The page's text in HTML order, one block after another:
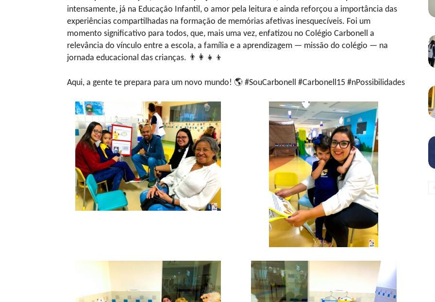
intensamente, já na Educação Infantil, o amor pela leitura e ainda reforçou a importância das
experiências compartilhadas na formação de memórias afetivas inesquecíveis. Foi um
momento significativo para todos, que, mais uma vez, enfatizou no Colégio Carbonell a
relevância do vínculo entre a escola, a família e a aprendizagem — missão do colégio — na
jornada educacional das crianças. 👨‍👩‍👧‍👦
Aqui, a gente te prepara para um novo mundo! 🌎 #SouCarbonell #Carbonell15 #nPossibilidades